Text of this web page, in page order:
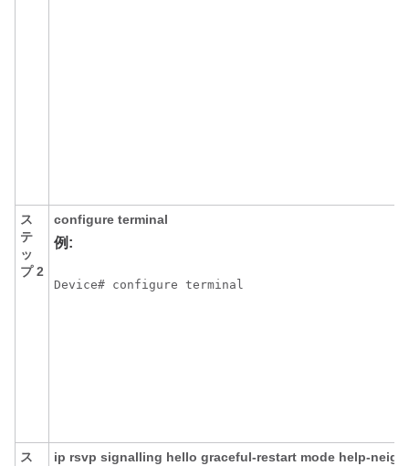
ス
テ
ッ
プ 2
configure terminal
例:
Device# configure terminal
ス
ip rsvp signalling hello graceful-restart mode help-